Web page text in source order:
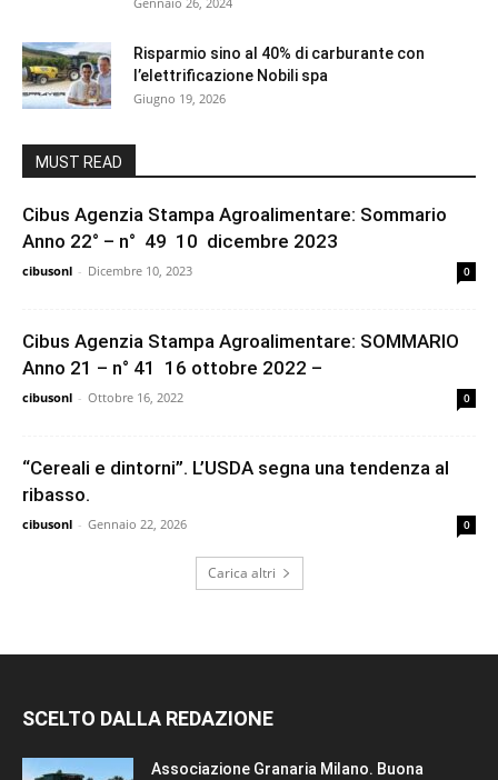
Risparmio sino al 40% di carburante con
l’elettrificazione Nobili spa
Giugno 19, 2026
MUST READ
Cibus Agenzia Stampa Agroalimentare: Sommario
Anno 22° – n° 49 10 dicembre 2023
cibusonl - Dicembre 10, 2023 0
Cibus Agenzia Stampa Agroalimentare: SOMMARIO
Anno 21 – n° 41 16 ottobre 2022 –
cibusonl - Ottobre 16, 2022 0
“Cereali e dintorni”. L’USDA segna una tendenza al
ribasso.
cibusonl - Gennaio 22, 2026 0
Carica altri
SCELTO DALLA REDAZIONE
Associazione Granaria Milano. Buona